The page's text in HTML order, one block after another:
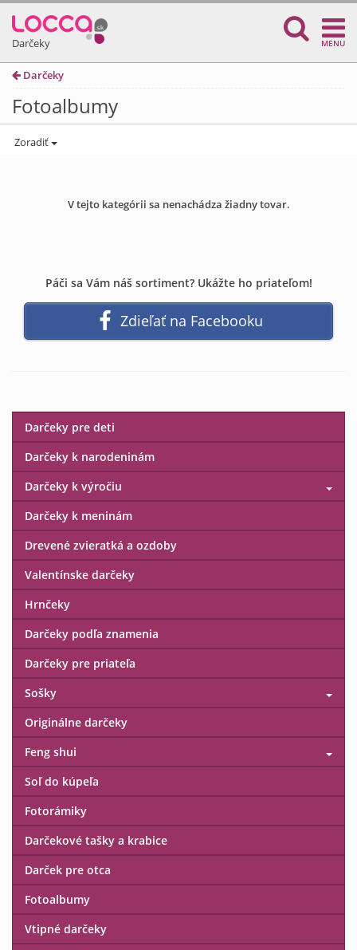
Darčeky MENU
Darčeky
Fotoalbumy
Zoradiť
V tejto kategórii sa nenachádza žiadny tovar.
Páči sa Vám náš sortiment? Ukážte ho priateľom!
Zdieľať na Facebooku
Darčeky pre deti
Darčeky k narodeninám
Darčeky k výročiu
Darčeky k meninám
Drevené zvieratká a ozdoby
Valentínske darčeky
Hrnčeky
Darčeky podľa znamenia
Darčeky pre priateľa
Sošky
Originálne darčeky
Feng shui
Soľ do kúpeľa
Fotorámiky
Darčekové tašky a krabice
Darček pre otca
Fotoalbumy
Vtipné darčeky